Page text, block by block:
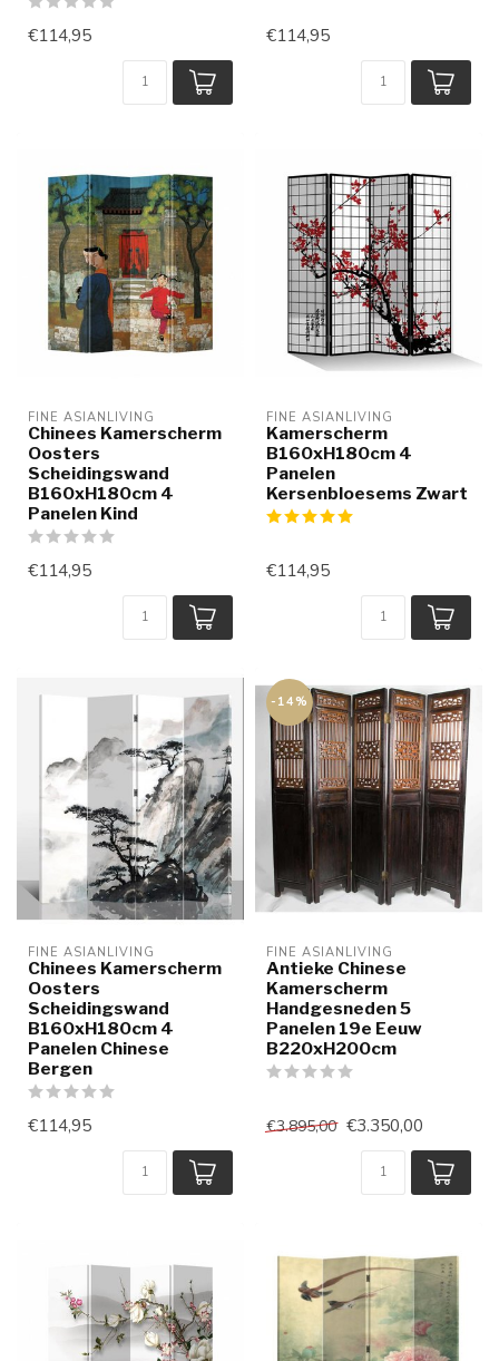
€114,95 €114,95
FINE ASIANLIVING
Chinees Kamerscherm
Oosters
Scheidingswand
B160xH180cm 4
Panelen Kind
€114,95
FINE ASIANLIVING
Kamerscherm
B160xH180cm 4
Panelen
Kersenbloesems Zwart
€114,95
FINE ASIANLIVING
Chinees Kamerscherm
Oosters
Scheidingswand
B160xH180cm 4
Panelen Chinese
Bergen
€114,95
-14%
FINE ASIANLIVING
Antieke Chinese
Kamerscherm
Handgesneden 5
Panelen 19e Eeuw
B220xH200cm
€3.895,00 €3.350,00